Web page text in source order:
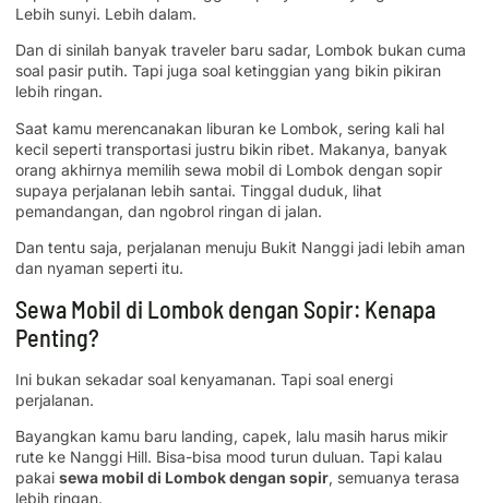
Lebih sunyi. Lebih dalam.
Dan di sinilah banyak traveler baru sadar, Lombok bukan cuma
soal pasir putih. Tapi juga soal ketinggian yang bikin pikiran
lebih ringan.
Saat kamu merencanakan liburan ke Lombok, sering kali hal
kecil seperti transportasi justru bikin ribet. Makanya, banyak
orang akhirnya memilih sewa mobil di Lombok dengan sopir
supaya perjalanan lebih santai. Tinggal duduk, lihat
pemandangan, dan ngobrol ringan di jalan.
Dan tentu saja, perjalanan menuju Bukit Nanggi jadi lebih aman
dan nyaman seperti itu.
Sewa Mobil di Lombok dengan Sopir: Kenapa
Penting?
Ini bukan sekadar soal kenyamanan. Tapi soal energi
perjalanan.
Bayangkan kamu baru landing, capek, lalu masih harus mikir
rute ke Nanggi Hill. Bisa-bisa mood turun duluan. Tapi kalau
pakai sewa mobil di Lombok dengan sopir, semuanya terasa
lebih ringan.